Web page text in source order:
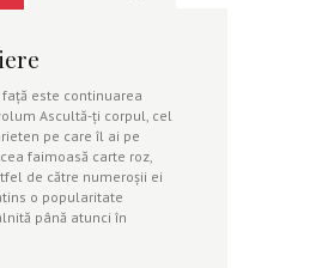
faţă este continuarea
Ascultă-ţi corpul, cel
pe care îl ai pe
faimoasă carte roz,
de către numeroşii ei
o popularitate
până atunci în